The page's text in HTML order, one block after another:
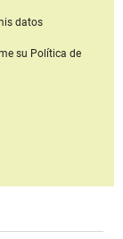
datos
su Política de